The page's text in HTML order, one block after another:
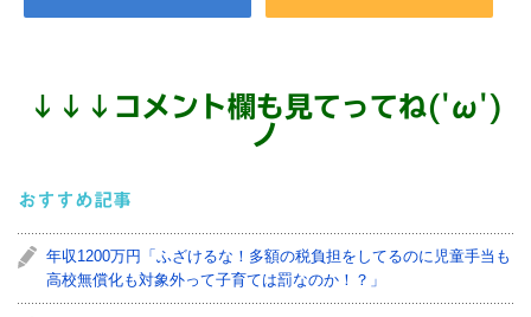
↓ ↓ ↓ コメント欄も見てってね('ω')
ノ
おすすめ記事
年収1200万円「ふざけるな！多額の税負担をしてるのに児童手当も
高校無償化も対象外って子育ては罰なのか！？」